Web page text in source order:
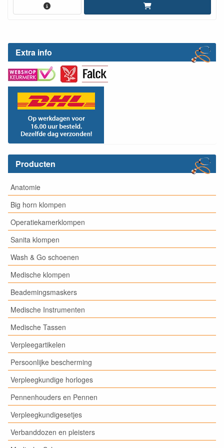
Extra info
Producten
Anatomie
Big horn klompen
Operatiekamerklompen
Sanita klompen
Wash & Go schoenen
Medische klompen
Beademingsmaskers
Medische Instrumenten
Medische Tassen
Verpleegartikelen
Persoonlijke bescherming
Verpleegkundige horloges
Pennenhouders en Pennen
Verpleegkundigesetjes
Verbanddozen en pleisters